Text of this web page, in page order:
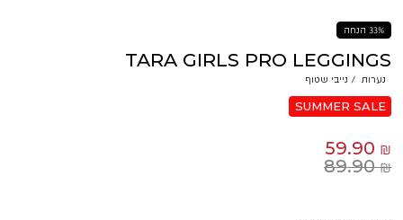
33% הנחה
TARA GIRLS PRO LEGGINGS
נערות / נייבי שטוף
SUMMER SALE
59.90 ₪
89.90 ₪